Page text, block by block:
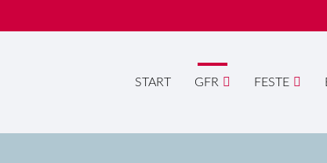
START GFR FESTE